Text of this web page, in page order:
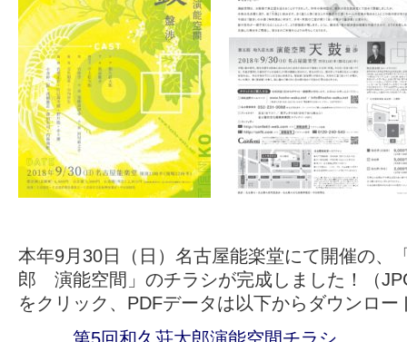
本年9月30日（日）名古屋能楽堂にて開催の
郎 演能空間」のチラシが完成しました！（
をクリック、PDFデータは以下からダウンロー